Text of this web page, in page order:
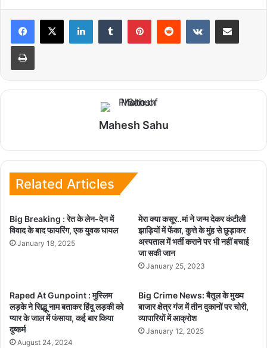
Mahesh Sahu
Related Articles
Big Breaking : रेत के लेन-देन में
विवाद के बाद फायरिंग, एक युवक घायल
January 18, 2025
मेरा क्या कसूर..मां ने जन्म देकर कंटीली
झाड़ियों में फेंका, कुत्ते के मुंह से छुड़ाकर
अस्पताल में भर्ती कराने पर भी नहीं बचाई
जा सकी जान
January 25, 2023
Raped At Gunpoint : मुस्लिम
लड़के ने सिद्धू नाम बताकर हिंदू लड़की को
प्यार के जाल में फंसाया, कई बार किया
दुष्कर्म
August 24, 2024
Big Crime News: बैतूल के मुख्य
बाजार क्षेत्र गंज में तीन दुकानों पर चोरी,
व्यापारियों में आक्रोश
January 12, 2025